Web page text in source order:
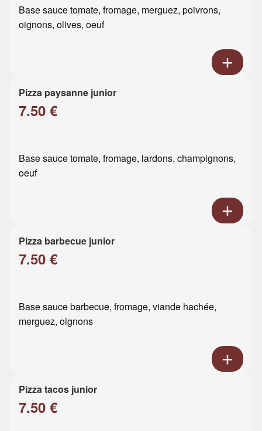
Base sauce tomate, fromage, merguez, poivrons,
oignons, olives, oeuf
Pizza paysanne junior
7.50 €
Base sauce tomate, fromage, lardons, champignons,
oeuf
Pizza barbecue junior
7.50 €
Base sauce barbecue, fromage, viande hachée,
merguez, oignons
Pizza tacos junior
7.50 €